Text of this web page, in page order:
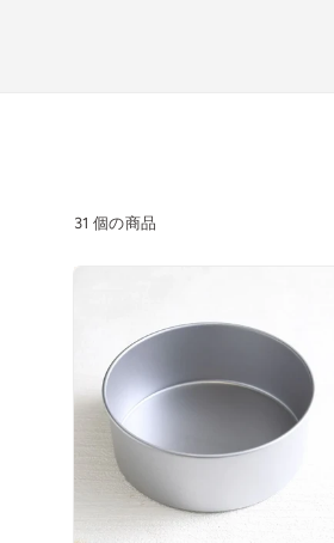
31 個の商品